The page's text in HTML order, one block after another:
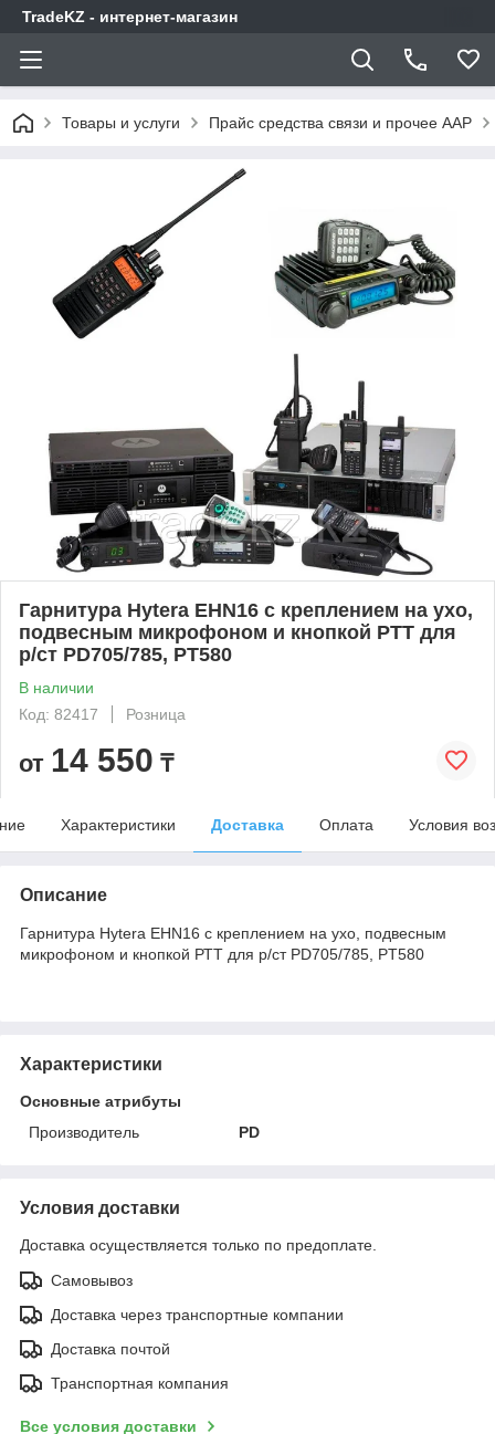
TradeKZ - интернет-магазин
Товары и услуги Прайс средства связи и прочее AAP
Гарнитура Hytera EHN16 с креплением на ухо,
подвесным микрофоном и кнопкой РТТ для
р/ст PD705/785, PT580
В наличии
Код: 82417
Розница
от 14 550 ₸
Характеристики Доставка Оплата Условия
Описание
Гарнитура Hytera EHN16 с креплением на ухо, подвесным
микрофоном и кнопкой РТТ для р/ст PD705/785, PT580
Характеристики
Основные атрибуты
Производитель
PD
Условия доставки
Доставка осуществляется только по предоплате.
Самовывоз
Доставка через транспортные компании
Доставка почтой
Транспортная компания
Все условия доставки